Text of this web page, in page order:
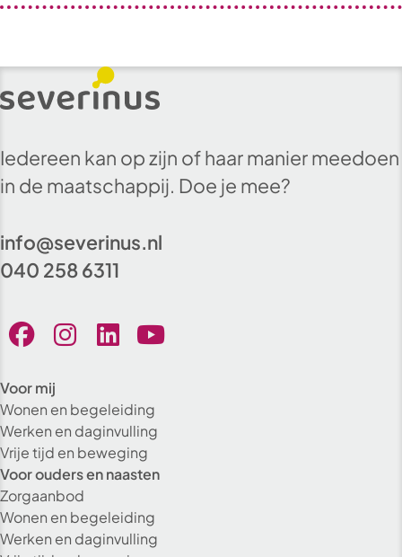
Iedereen kan op zijn of haar manier meedoen
in de maatschappij. Doe je mee?
info@severinus.nl
040 258 6311
Voor mij
Wonen en begeleiding
Werken en daginvulling
Vrije tijd en beweging
Voor ouders en naasten
Zorgaanbod
Wonen en begeleiding
Werken en daginvulling